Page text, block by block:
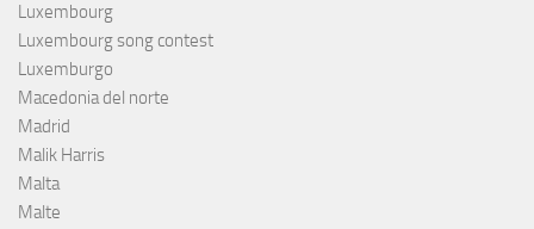
Luxembourg
Luxembourg song contest
Luxemburgo
Macedonia del norte
Madrid
Malik Harris
Malta
Malte